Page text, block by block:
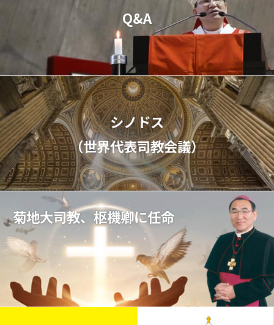
Q&A
シノドス
（世界代表司教会議）
菊地大司教、枢機卿に任命